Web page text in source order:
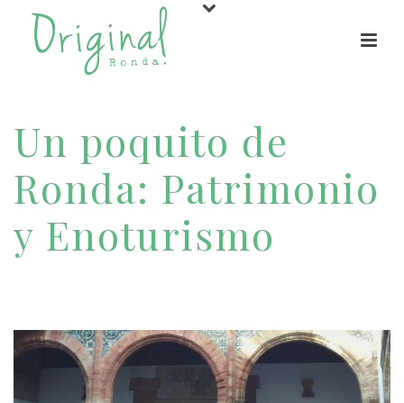
Un poquito de
Ronda: Patrimonio
y Enoturismo